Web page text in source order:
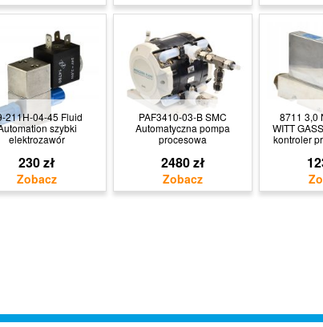
211H-04-45 Fluid
szybki
elektrozawór
230 zł
PAF3410-03-B SMC
Automatyczna pompa
procesowa
2480 zł
8711 3,0
WITT
kontroler